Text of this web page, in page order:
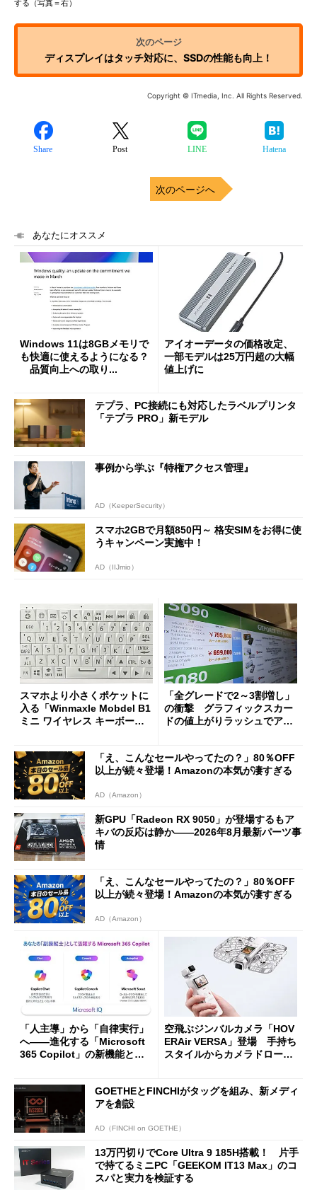
する（写真＝右）
ディスプレイはタッチ対応に、SSDの性能も向上！
Copyright © ITmedia, Inc. All Rights Reserved.
Share Post LINE Hatena
次のページへ
あなたにオススメ
Windows 11は8GBメモリで
も快適に使えるようになる？
品質向上への取り...
アイオーデータの価格改定、
一部モデルは25万円超の大幅
値上げに
テプラ、PC接続にも対応したラベルプリンタ
「テプラ PRO」新モデル
事例から学ぶ『特権アクセス管理』
AD（KeeperSecurity）
スマホ2GBで月額850円～ 格安SIMをお得に使
うキャンペーン実施中！
AD（IIJmio）
スマホより小さくポケットに
入る「Winmaxle Mobdel B1
ミニ ワイヤレス キーボー
「全グレードで2～3割増し」
の衝撃 グラフィックスカー
ドの値上がりラッシュでアキ
「え、こんなセールやってたの？」80％OFF
以上が続々登場！Amazonの本気が凄すぎる
AD（Amazon）
新GPU「Radeon RX 9050」が登場するもア
キバの反応は静か――2026年8月最新パーツ事
情
「え、こんなセールやってたの？」80％OFF
以上が続々登場！Amazonの本気が凄すぎる
AD（Amazon）
「人主導」から「自律実行」
へ――進化する「Microsoft
365 Copilot」の新機能とエ
空飛ぶジンバルカメラ「HOV
ERAir VERSA」登場 手持ち
スタイルからカメラドローン
GOETHEとFINCHIがタッグを組み、新メディ
アを創設
AD（FINCHI on GOETHE）
13万円切りでCore Ultra 9 185H搭載！ 片手
で持てるミニPC「GEEKOM IT13 Max」のコ
スパと実力を検証する